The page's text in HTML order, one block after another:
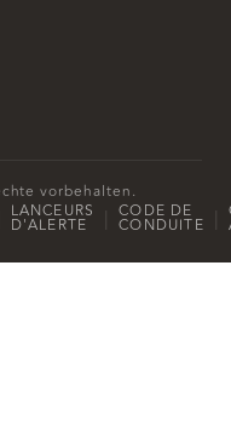
vorbehalten.
LANCEURS
D'ALERTE
CODE DE
CONDUITE